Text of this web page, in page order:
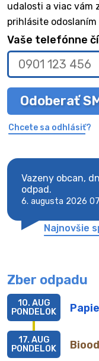
udalosti a viac vám
prihlásite
Vaše telefónne
Odoberať
Chcete sa odhlásiť?
Vazeny obcan,
odpad.
6. augusta 2026
Najnovšie
Zber odpadu
10. AUG
PONDELOK
17. AUG
PONDELOK